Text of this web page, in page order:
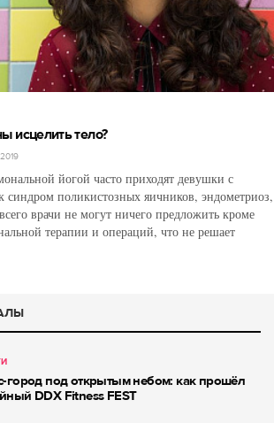
исцелить тело?
йогой часто приходят девушки с
синдром поликистозных яичников, эндометриоз,
врачи не могут ничего предложить кроме
терапии и операций, что не решает
город под открытым небом: как прошёл
DDX Fitness FEST